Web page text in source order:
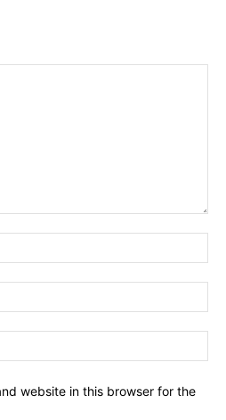
website in this browser for the